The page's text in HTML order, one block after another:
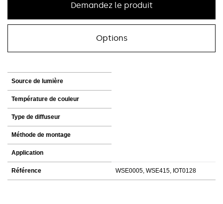
Demandez le produit
Options
Source de lumière
Température de couleur
Type de diffuseur
Méthode de montage
Application
Référence WSE0005, WSE415, IOT0128